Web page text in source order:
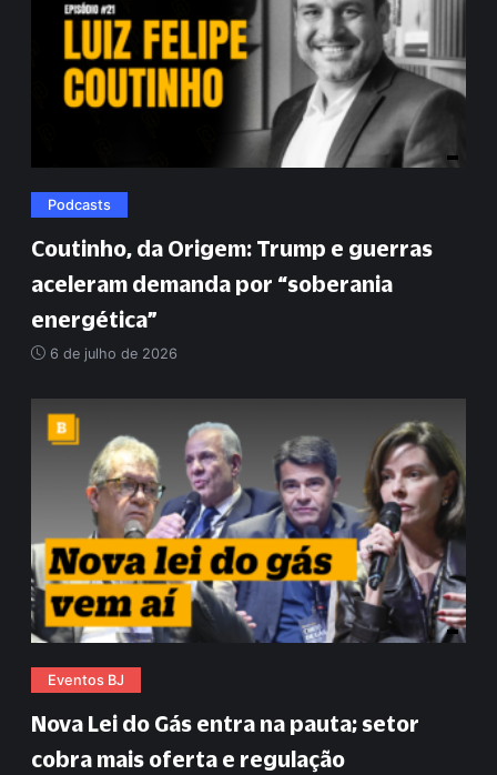
Podcasts
Coutinho, da Origem: Trump e guerras
aceleram demanda por “soberania
energética”
6 de julho de 2026
Eventos BJ
Nova Lei do Gás entra na pauta; setor
cobra mais oferta e regulação